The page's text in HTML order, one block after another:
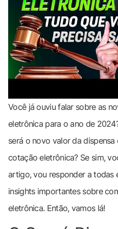
Você já ouviu falar sobre as
eletrônica para o ano de
será o novo valor da
cotação eletrônica? Se sim,
artigo, vou responder a todas
insights importantes sobre
eletrônica. Então, vamos lá!